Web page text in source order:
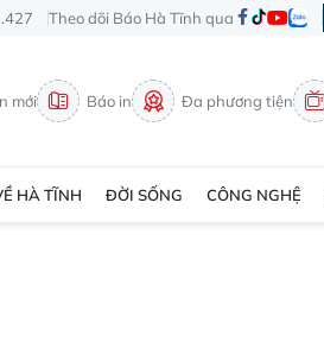
Theo dõi Báo Hà Tĩnh qua
mới Báo in Đa phương tiện
HÀ TĨNH ĐỜI SỐNG CÔNG NGHỆ